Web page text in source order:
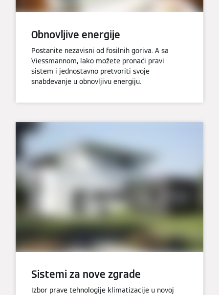
Obnovljive energije
Postanite nezavisni od fosilnih goriva. A sa
Viessmannom, lako možete pronaći pravi
sistem i jednostavno pretvoriti svoje
snabdevanje u obnovljivu energiju.
Sistemi za nove zgrade
Izbor prave tehnologije klimatizacije u novoj